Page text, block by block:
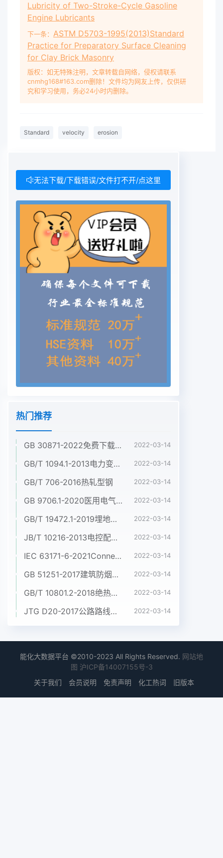
Lubricity of Two-Stroke-Cycle Gasoline
Engine Lubricants
下一条： ASTM D5703-1995(2013)Standard
Practice for Preparatory Surface Cleaning
for Clay Brick Masonry
版权：如无特殊注明，文章转载自网络，侵权请联系
cnmhg168#163.com删除！文件均为网友上传，仅供研
究和学习使用，务必24小时内删除。
Standard velocity erosion
无法下载/下载错误/文件打不开/点这里
热门推荐
GB 30871-2022免费下载危险化学品企业特殊作业安全规范 2022-03-14
GB/T 1094.1-2013电力变压器 第1部分:总则 2022-03-14
GB/T 706-2016热轧型钢 2022-03-14
GB 9706.1-2020医用电气设备 第1部分:基本安全和基本性能的通用要求 2022-03-14
GB/T 19472.1-2019埋地用聚乙烯(PE)结构壁管道系统 第1部分:聚乙烯双壁波纹管材 2022-03-14
JB/T 10216-2013电控配电用电缆桥架 2022-03-14
IEC 63171-6-2021Connectors for electrical and electronic equipment - Part 6: Detail specification for 2-way and 4-way (data/power), shielded, free and fixed connectors for power and data transmission with frequencies up to 600 MHz 2022-03-14
GB 51251-2017建筑防烟排烟系统技术标准 2022-03-14
GB/T 10801.2-2018绝热用挤塑聚苯乙烯泡沫塑料(XPS) 2022-03-14
JTG D20-2017公路路线设计规范 2022-03-14
能化大数据平台 ©2010-2023 All Rights Reserved. 网站地
图 沪ICP备14007155号-3
关于我们
会员说明 免责声明 化工热词 旧版本